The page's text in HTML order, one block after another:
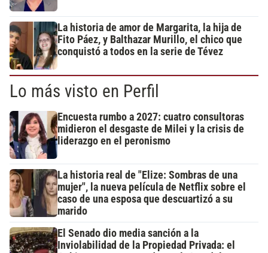
La historia de amor de Margarita, la hija de
Fito Páez, y Balthazar Murillo, el chico que
conquistó a todos en la serie de Tévez
Lo más visto en Perfil
Encuesta rumbo a 2027: cuatro consultoras
midieron el desgaste de Milei y la crisis de
liderazgo en el peronismo
La historia real de "Elize: Sombras de una
mujer", la nueva película de Netflix sobre el
caso de una esposa que descuartizó a su
marido
El Senado dio media sanción a la
Inviolabilidad de la Propiedad Privada: el